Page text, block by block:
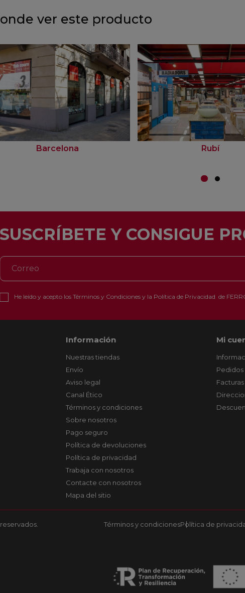
ver este producto
Barcelona Rubí
SUSCRÍBETE Y CONSIGUE
He leído y acepto los Términos y Condicionesy la Política de Privacidad de
Información
Nuestras tiendas
Envío
Aviso legal
Canal Ético
Términos y condiciones
Sobre nosotros
Pago seguro
Política de devoluciones
Política de privacidad
Trabaja con nosotros
Contacte con nosotros
Mapa del sitio
Mi
Pedidos
Términos y condicionesPolítica de